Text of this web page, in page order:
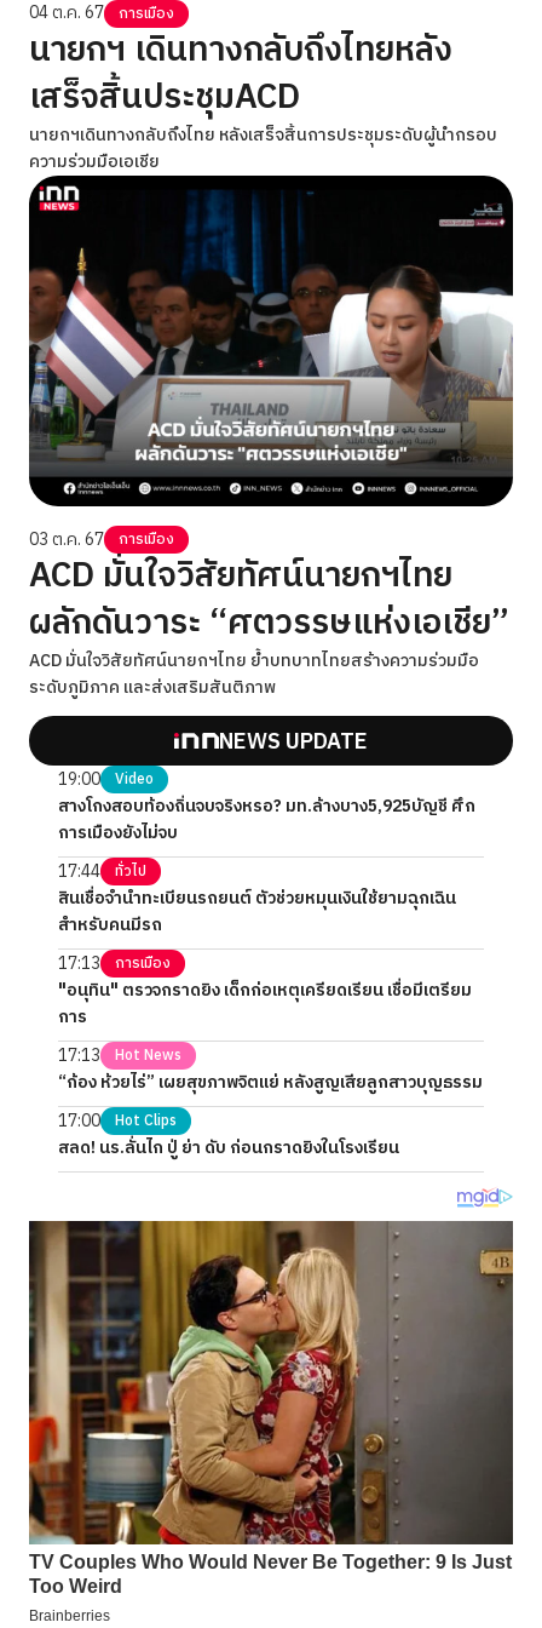
04 ต.ค. 67 การเมือง
นายกฯ เดินทางกลับถึงไทยหลัง
เสร็จสิ้นประชุมACD
นายกฯเดินทางกลับถึงไทย หลังเสร็จสิ้นการประชุมระดับผู้นำกรอบ
ความร่วมมือเอเชีย
03 ต.ค. 67 การเมือง
ACD มั่นใจวิสัยทัศน์นายกฯไทย
ผลักดันวาระ “ศตวรรษแห่งเอเชีย”
ACD มั่นใจวิสัยทัศน์นายกฯไทย ย้ำบทบาทไทยสร้างความร่วมมือ
ระดับภูมิภาค และส่งเสริมสันติภาพ
NEWS UPDATE
19:00 Video
สางโกงสอบท้องถิ่นจบจริงหรอ? มท.ล้างบาง5,925บัญชี ศึก
การเมืองยังไม่จบ
17:44
ทั่วไป
สินเชื่อจำนำทะเบียนรถยนต์ ตัวช่วยหมุนเงินใช้ยามฉุกเฉิน
สำหรับคนมีรถ
17:13
การเมือง
"อนุทิน" ตรวจกราดยิง เด็กก่อเหตุเครียดเรียน เชื่อมีเตรียม
การ
17:13
Hot News
“ก้อง ห้วยไร่” เผยสุขภาพจิตแย่ หลังสูญเสียลูกสาวบุญธรรม
17:00
Hot Clips
สลด! นร.ลั่นไก ปู่ ย่า ดับ ก่อนกราดยิงในโรงเรียน